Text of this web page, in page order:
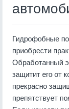
Гидрофобные
приобрести
Обработанный
защитит его от
прекрасно
препятствует